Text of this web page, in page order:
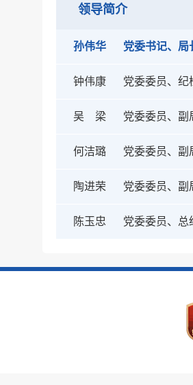
领导简介
孙伟华 党委书记、局
钟伟康 党委委员、纪
吴 梁 党委委员、副
何洁璐 党委委员、副
陶进荣 党委委员、副
陈玉忠 党委委员、总